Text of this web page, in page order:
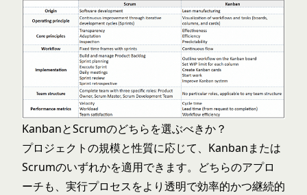
KanbanとScrumのどちらを選ぶべきか？
プロジェクトの規模と性質に応じて、Kanbanまたは
Scrumのいずれかを適用できます。どちらのアプロ
ーチも、実行プロセスをより透明で効率的かつ継続的